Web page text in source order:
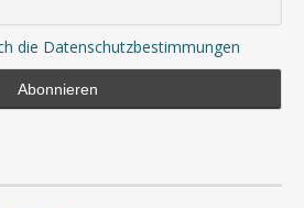
die Datenschutzbestimmungen